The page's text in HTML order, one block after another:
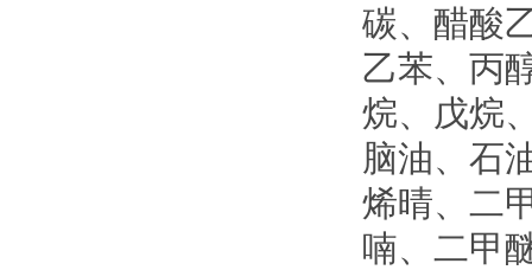
碳、醋酸
乙苯、丙
烷、戊烷
脑油、石
烯晴、二
喃、二甲